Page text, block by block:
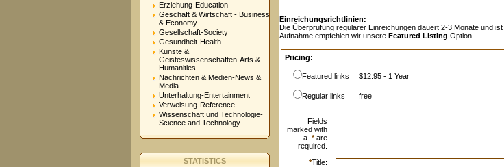
Erziehung-Education
Geschäft & Wirtschaft - Business
& Economy
Gesellschaft-Society
Gesundheit-Health
Künste &
Geisteswissenschaften-Arts &
Humanities
Nachrichten & Medien-News &
Media
Unterhaltung-Entertainment
Verweisung-Reference
Wissenschaft und Technologie-
Science and Technology
STATISTICS
Einreichungsrichtlinien:
Die Überprüfung regulärer Einreichungen dauert 2-3 Monate und ist
Aufnahme empfehlen wir unsere Featured Listing Option.
Pricing:
Featured links $12.95 - 1 Year
Regular links free
Fields
marked with
a *are
required.
*Title: